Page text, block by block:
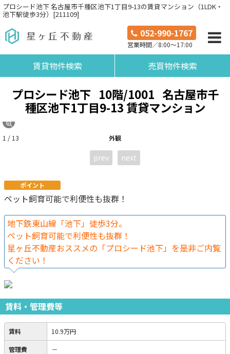
プロシード池下 名古屋市千種区池下1丁目9-13の賃貸マンション（1LDK・
池下駅徒歩3分）[211109]
052-990-1767
営業時間／8:00～17:00
賃貸物件検索 売買物件検索
プロシード池下 10階/1001 名古屋市千
種区池下1丁目9-13 賃貸マンション
外観
1 / 13
prev next
ポイント
ペット飼育可能で利便性も抜群！
地下鉄東山線「池下」徒歩3分。
ペット飼育可能で利便性も抜群！
星ヶ丘不動産おススメの「プロシード池下」を是非ご内覧
ください！
賃料・管理費等
賃料 10.9万円
管理費 －